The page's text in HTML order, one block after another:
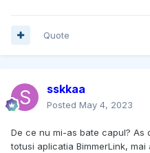
Quote
sskkaa
Posted May 4, 2023
De ce nu mi-as bate capul? As
totusi aplicatia BimmerLink,